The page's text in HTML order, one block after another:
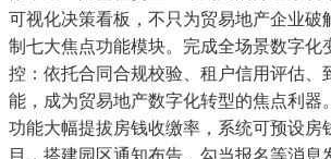
可视化决策看板，不只为贸易地产企业破
制七大焦点功能模块。完成全场景数字化
控：依托合同合规校验、租户信用评估、
能，成为贸易地产数字化转型的焦点利器
功能大幅提拔房钱收缴率，系统可预设房